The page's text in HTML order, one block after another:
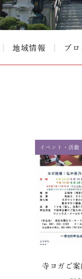
地域情報 ブロ
イベント・活動
寺ヨガご案